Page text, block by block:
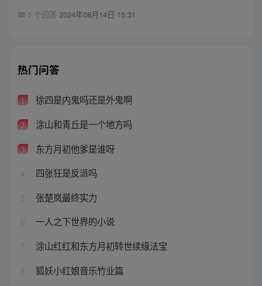
1 个回答 2024年08月14日 15:31
热门问答
1 徐四是内鬼吗还是外鬼啊
2 涂山和青丘是一个地方吗
3 东方月初他爹是谁呀
4 四张狂是反派吗
5 张楚岚最终实力
6 一人之下世界的小说
7 涂山红红和东方月初转世续缘法宝
8 狐妖小红娘音乐竹业篇